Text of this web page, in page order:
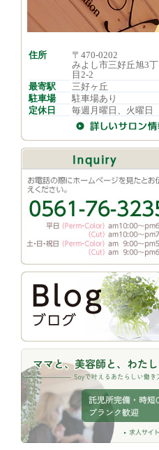
住所
〒470-0202
みよし市三好丘旭3丁
目2-2
最寄駅
三好ヶ丘
駐車場
駐車場あり
定休日
毎週月曜日、火曜日